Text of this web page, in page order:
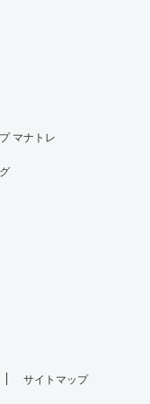
マナトレ
サイトマップ